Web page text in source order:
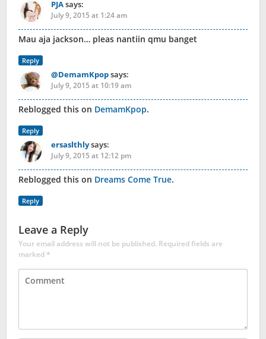
PJAsays:
July 9, 2015 at 1:24 am
Mau aja jackson… pleas nantiin qmu banget
Reply
@DemamKpopsays:
July 9, 2015 at 10:19 am
Reblogged this on DemamKpop.
Reply
ersaslthlysays:
July 9, 2015 at 12:12 pm
Reblogged this on Dreams Come True.
Reply
Leave a Reply
Your email address will not be published. Required fields are
marked*